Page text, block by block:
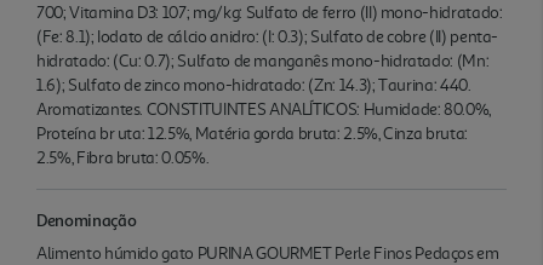
700; Vitamina D3: 107; mg/kg: Sulfato de ferro (II) mono-hidratado:
(Fe: 8.1); Iodato de cálcio anidro: (I: 0.3); Sulfato de cobre (II) penta-
hidratado: (Cu: 0.7); Sulfato de manganês mono-hidratado: (Mn:
1.6); Sulfato de zinco mono-hidratado: (Zn: 14.3); Taurina: 440.
Aromatizantes. CONSTITUINTES ANALÍTICOS: Humidade: 80.0%,
Proteína br uta: 12.5%, Matéria gorda bruta: 2.5%, Cinza bruta:
2.5%, Fibra bruta: 0.05%.
Denominação
Alimento húmido gato PURINA GOURMET Perle Finos Pedaços em